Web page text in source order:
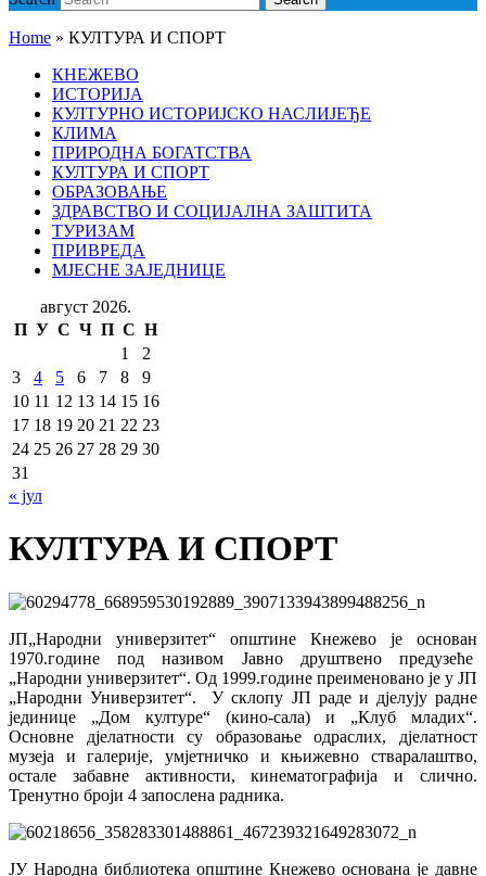
Home » КУЛТУРА И СПОРТ
КНЕЖЕВО
ИСТОРИЈА
КУЛТУРНО ИСТОРИЈСКО НАСЛИЈЕЂЕ
КЛИМА
ПРИРОДНА БОГАТСТВА
КУЛТУРА И СПОРТ
ОБРАЗОВАЊЕ
ЗДРАВСТВО И СОЦИЈАЛНА ЗАШТИТА
ТУРИЗАМ
ПРИВРЕДА
МЈЕСНЕ ЗАЈЕДНИЦЕ
август 2026.
П У С Ч П С Н
1
2
3
4 5 6 7 8
9
10 11 12 13 14 15 16
17 18 19 20 21 22 23
24 25 26 27 28 29 30
31
« јул
КУЛТУРА И СПОРТ
ЈП„Народни универзитет“ општине Кнежево је основан
1970.године под називом Јавно друштвено предузеће
„Народни универзитет“. Од 1999.године преименовано је у ЈП
„Народни Универзитет“. У склопу ЈП раде и дјелују радне
јединице „Дом културе“ (кино-сала) и „Клуб младих“.
Основне дјелатности су образовање одраслих, дјелатност
музеја и галерије, умјетничко и књижевно стваралаштво,
остале забавне активности, кинематографија и слично.
Тренутно броји 4 запослена радника.
ЈУ Народна библиотека општине Кнежево основана је давне